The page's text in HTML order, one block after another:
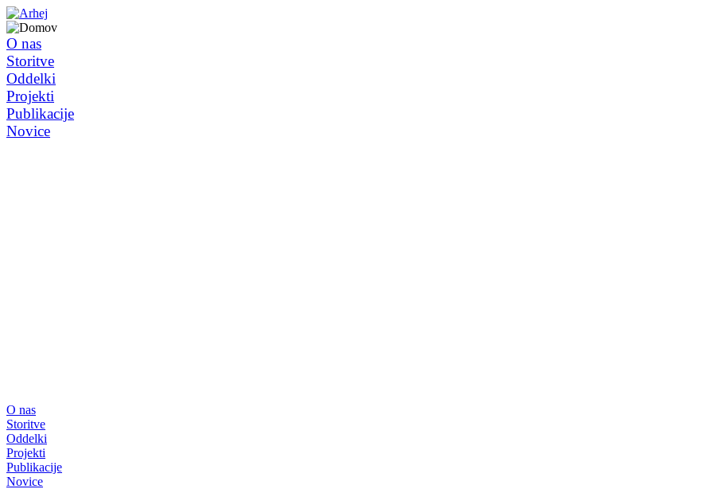
O nas
Storitve
Oddelki
Projekti
Publikacije
Novice
O nas
Storitve
Oddelki
Projekti
Publikacije
Novice